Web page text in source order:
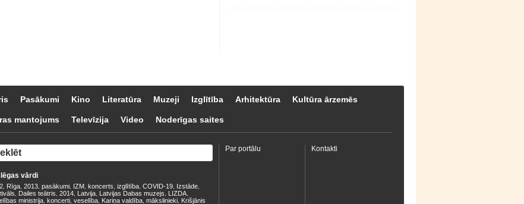
Pasākumi Kino Literatūra Muzeji Izglītība Arhitektūra Kultūra ārzemēs
mantojums Televīzija Video Noderīgas saites
vārdi
Rīga 2013 pasākumi IZM koncerts izglītība COVID-19 Izstāde
Dailes teātris 2014 Latvija Latvijas Dabas muzejs LIZDA
ministrija koncerti veselība Kariņa valdība mākslinieki Krišjānis
Par portālu Kontakti